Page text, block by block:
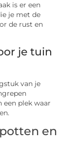
is er een
je met de
de rust en
je tuin
van je
plek waar
en